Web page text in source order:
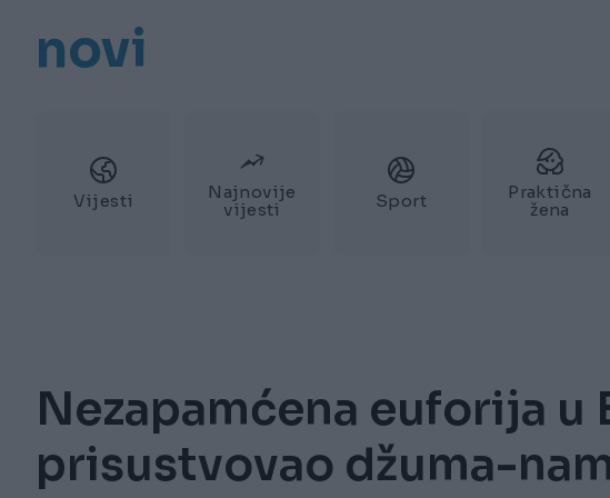
novi
Vijesti
Najnovije
vijesti
Sport
Praktična
žena
Nezapamćena euforija u
prisustvovao džuma-